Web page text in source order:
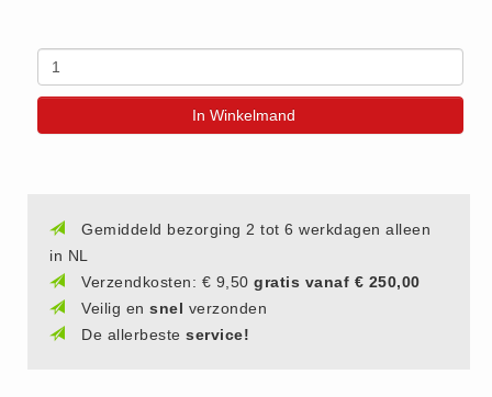
AED
AED apparaten (11)
AED batterijen (12)
AED binnen - buiten kasten (11)
In Winkelmand
Gemiddeld bezorging 2 tot 6 werkdagen alleen
in NL
Verzendkosten: € 9,50 gratis vanaf € 250,00
Veilig en snel verzonden
De allerbeste service!